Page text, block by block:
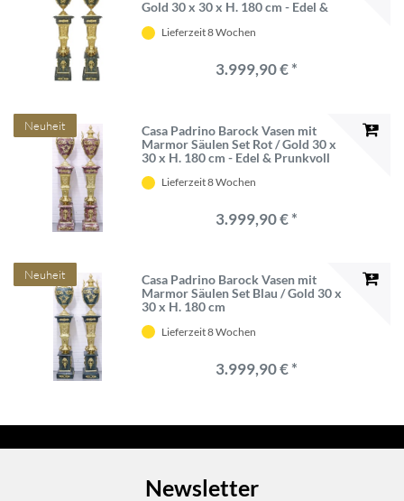
Gold 30 x 30 x H. 180 cm - Edel &
Lieferzeit 8 Wochen
3.999,90 € *
Neuheit
Casa Padrino Barock Vasen mit
Marmor Säulen Set Rot / Gold 30 x
30 x H. 180 cm - Edel & Prunkvoll
Lieferzeit 8 Wochen
3.999,90 € *
Neuheit
Casa Padrino Barock Vasen mit
Marmor Säulen Set Blau / Gold 30 x
30 x H. 180 cm
Lieferzeit 8 Wochen
3.999,90 € *
Newsletter